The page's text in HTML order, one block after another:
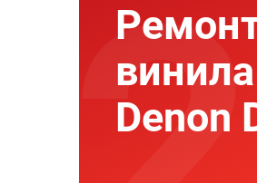
винила
Denon